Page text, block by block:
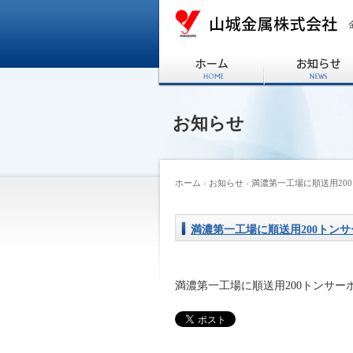
お知らせ
ホーム › お知らせ › 満濃第一工場に順送用
満濃第一工場に順送用200トン
満濃第一工場に順送用200トンサー